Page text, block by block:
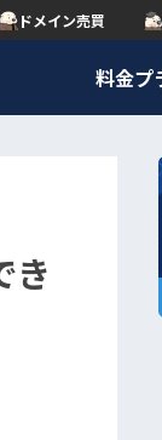
ドメイン売買
料金プ
き